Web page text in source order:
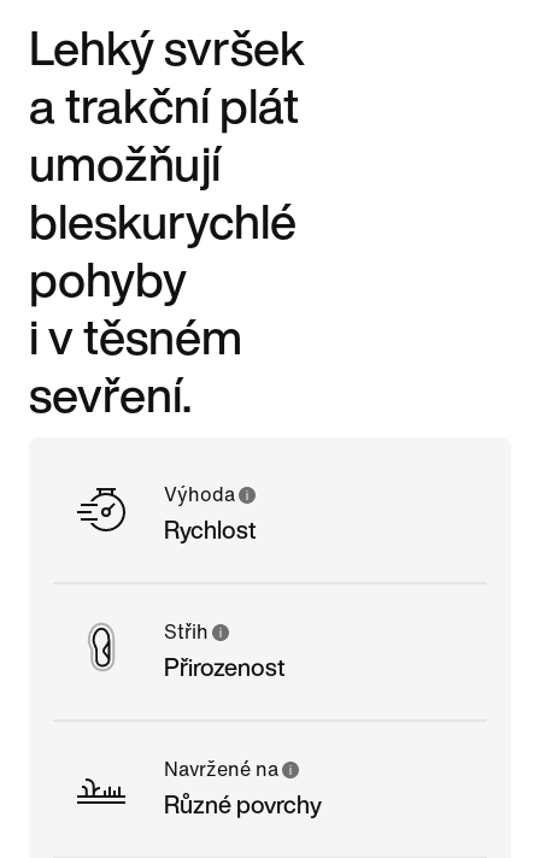
Lehký svršek
a trakční plát
umožňují
bleskurychlé
pohyby
i v těsném
sevření.
Výhoda
Rychlost
Střih
Přirozenost
Navržené na
Různé povrchy